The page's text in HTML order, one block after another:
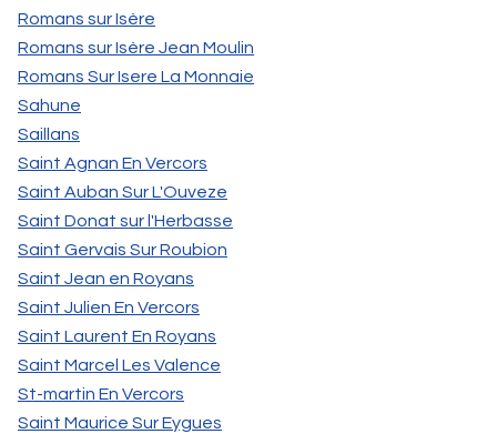
Romans sur Isère
Romans sur Isère Jean Moulin
Romans Sur Isere La Monnaie
Sahune
Saillans
Saint Agnan En Vercors
Saint Auban Sur L'Ouveze
Saint Donat sur l'Herbasse
Saint Gervais Sur Roubion
Saint Jean en Royans
Saint Julien En Vercors
Saint Laurent En Royans
Saint Marcel Les Valence
St-martin En Vercors
Saint Maurice Sur Eygues